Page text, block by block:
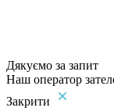
Дякуємо за запит
Наш оператор
Закрити